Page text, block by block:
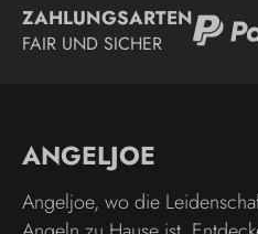
ZAHLUNGSARTEN
FAIR UND SICHER
ANGELJOE
Angeljoe, wo die